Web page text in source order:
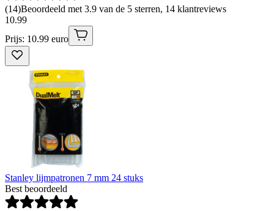
(14)Beoordeeld met 3.9 van de 5 sterren, 14 klantreviews
10.99
Prijs: 10.99 euro
Stanley lijmpatronen 7 mm 24 stuks
Best beoordeeld